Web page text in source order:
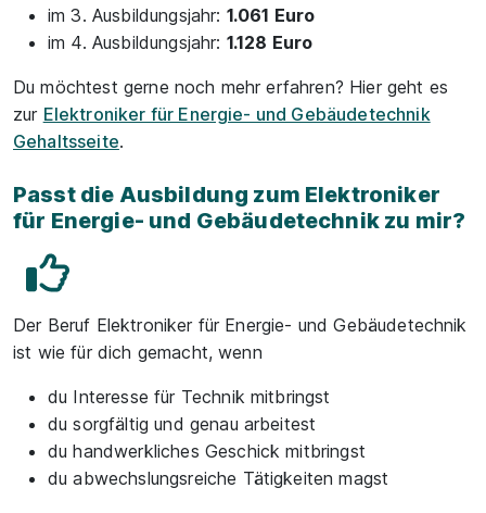
im 3. Ausbildungsjahr: 1.061 Euro
im 4. Ausbildungsjahr: 1.128 Euro
Du möchtest gerne noch mehr erfahren? Hier geht es
zur Elektroniker für Energie- und Gebäudetechnik
Gehaltsseite.
Passt die Ausbildung zum Elektroniker
für Energie- und Gebäudetechnik zu mir?
Der Beruf Elektroniker für Energie- und Gebäudetechnik
ist wie für dich gemacht, wenn
du Interesse für Technik mitbringst
du sorgfältig und genau arbeitest
du handwerkliches Geschick mitbringst
du abwechslungsreiche Tätigkeiten magst